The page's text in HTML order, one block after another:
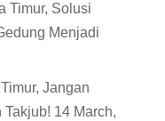
Timur, Solusi
Menjadi
Jangan
Takjub! 14 March,